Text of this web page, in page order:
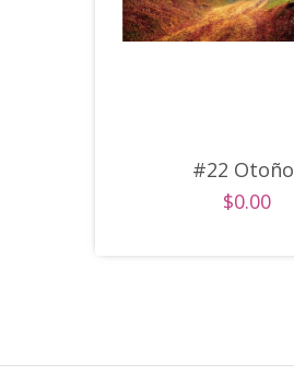
#22 Otoño
$0.00